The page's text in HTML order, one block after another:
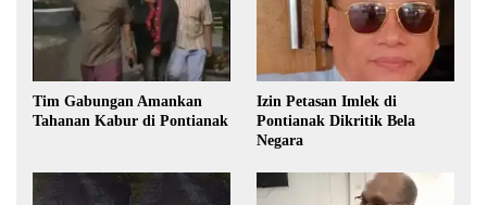
Tim Gabungan Amankan
Tahanan Kabur di Pontianak
Izin Petasan Imlek di
Pontianak Dikritik Bela
Negara